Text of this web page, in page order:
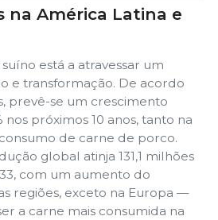
na América Latina e
está a atravessar um
e transformação. De acordo
prevê-se um crescimento
próximos 10 anos, tanto na
de carne de porco.
global atinja 131,1 milhões
com um aumento do
regiões, exceto na Europa —
a carne mais consumida na